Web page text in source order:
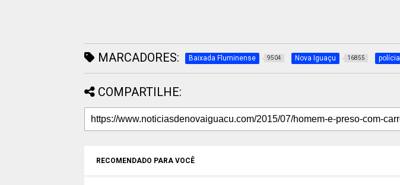
MARCADORES: Baixada Fluminense 9504 Nova Iguaçu 16855 polícia
COMPARTILHE:
RECOMENDADO PARA VOCÊ